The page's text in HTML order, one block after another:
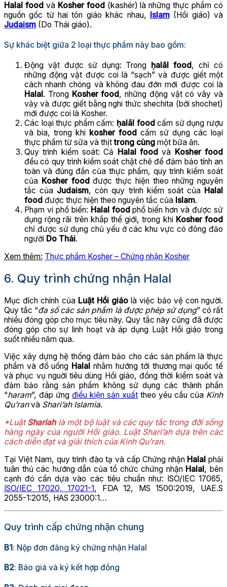
Halal food và Kosher food (kashér) là những thực phẩm có
nguồn gốc từ hai tôn giáo khác nhau,
Islam(Hồi giáo) và
Judaism (Do Thái giáo).
Sự khác biệt giữa 2 loại thực phẩm này bao gồm:
Động vật được sử dụng: Trong ḥalālfood, chỉ có
những động vật được coi là “sạch” và được giết một
cách nhanh chóng và không đau đớn mới được coi là
Halal. Trong Kosher food, những động vật có vây và
vảy và được giết bằng nghi thức shechita (bởi shochet)
mới được coi là Kosher.
Các loại thực phẩm cấm: ḥalāl foodcấm sử dụng rượu
và bia, trong khi kosher food cấm sử dụng các loại
thực phẩm từ sữa và thịttrong cùng một bữa ăn.
Quy trình kiểm soát: Cả Halal food và Kosher food
đều có quy trình kiểm soát chặt chẽ để đảm bảo tính an
toàn và đúng đắn của thực phẩm, quy trình kiểm soát
của Kosher foodđược thực hiện theo những nguyên
tắc của Judaism, còn quy trình kiểm soát của Halal
food được thực hiện theo nguyên tắc của Islam.
Phạm vi phổ biến: Halal foodphổ biến hơn và được sử
dụng rộng rãi trên khắp thế giới, trong khi Kosher food
chỉ được sử dụng chủ yếu ở các khu vực có đông đảo
người Do Thái.
Xem thêm: Thực phẩm Kosher – Chứng nhận Kosher
6. Quy trình chứng nhận Halal
Mục đích chính của Luật Hồi giáo là việc bảo vệ con người.
Quy tắc “đa số các sản phẩm là được phép sử dụng” có rất
nhiều đóng góp cho mục tiêu này. Quy tắc này cũng đã được
đóng góp cho sự linh hoạt và áp dụng Luật Hồi giáo trong
suốt nhiều năm qua.
Việc xây dựng hệ thống đảm bảo cho các sản phẩm là thực
phẩm và đồ uống Halal nhằm hướng tới thương mại quốc tế
và phục vụ nguời tiêu dùng Hồi giáo, đồng thời kiểm soát và
đảm bảo rằng sản phẩm không sử dụng các thành phần
“haram”, đáp ứng điều kiện sản xuất theo yêu cầu của Kinh
Qu’ranvà Shari’ah Islamia.
*LuậtShariahlà một bộ luật và các quy tắc trong đời sống
hàng ngày của người Hồi giáo. Luật Shari’ahdựa trên các
cách diễn đạt và giải thích của Kinh Qu’ran.
Tại Việt Nam, quy trình đào tạ và cấp Chứng nhận Halal phải
tuân thủ các hướng dẫn của tổ chức chứng nhận Halal, bên
cạnh đó cần dựa vào các tiêu chuẩn như: ISO/IEC 17065,
ISO/IEC 17020, 17021-1, FDA 12, MS 1500:2019, UAE.S
2055-1:2015, HAS 23000:1…
Quy trình cấp chứng nhận chung
B1: Nộp đơn đăng ký chứng nhận Halal
B2: Báo giá và ký kết hợp đồng